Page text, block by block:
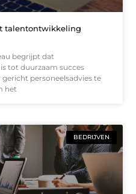
talentontwikkeling
begrijpt dat
tot duurzaam succes
personeelsadvies te
het
BEDRIJVEN